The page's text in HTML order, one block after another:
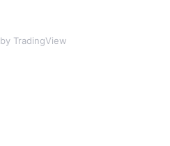
by TradingView